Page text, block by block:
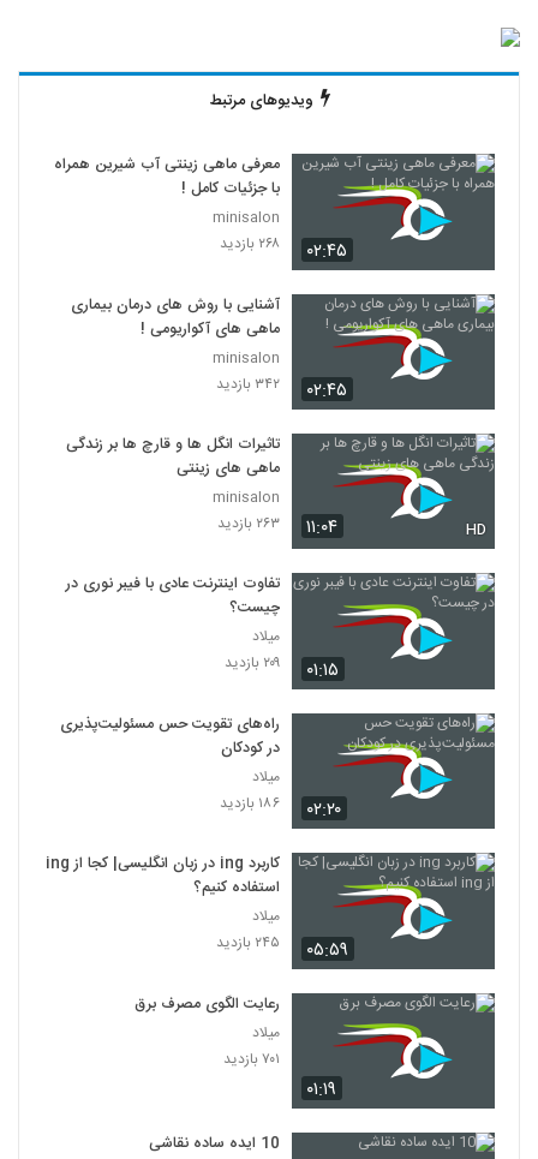
ویدیوهای مرتبط
۰۲:۴۵
معرفی ماهی زینتی آب شیرین همراه
با جزئیات کامل !
minisalon
۲۶۸ بازدید
۰۲:۴۵
آشنایی با روش های درمان بیماری
ماهی های آکواریومی !
minisalon
۳۴۲ بازدید
۱۱:۰۴ HD
تاثیرات انگل ها و قارچ ها بر زندگی
ماهی های زینتی
minisalon
۲۶۳ بازدید
۰۱:۱۵
تفاوت اینترنت عادی با فیبر نوری در
چیست؟
میلاد
۲۰۹ بازدید
۰۲:۲۰
راه‌های تقویت حس مسئولیت‌پذیری
در کودکان
میلاد
۱۸۶ بازدید
۰۵:۵۹
کاربرد ing در زبان انگلیسی| کجا از ing
استفاده کنیم؟
میلاد
۲۴۵ بازدید
۰۱:۱۹
رعایت الگوی مصرف برق
میلاد
۷۰۱ بازدید
10 ایده ساده نقاشی